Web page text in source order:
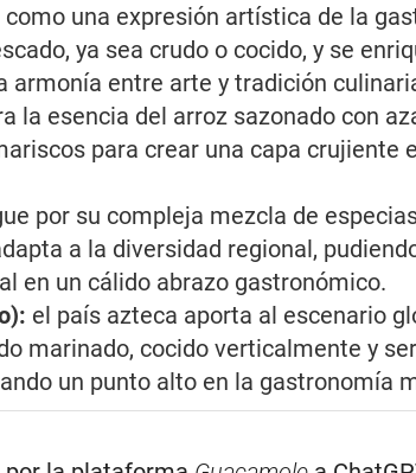
como una expresión artística de la
ya sea crudo o cocido, y se
armonía entre arte y tradición
la esencia del arroz sazonado con
para crear una capa
por su compleja mezcla de
a la diversidad regional,
en un cálido abrazo gastronómico.
el país azteca aporta al escenario
marinado, cocido verticalmente y
un punto alto en la gastronomía